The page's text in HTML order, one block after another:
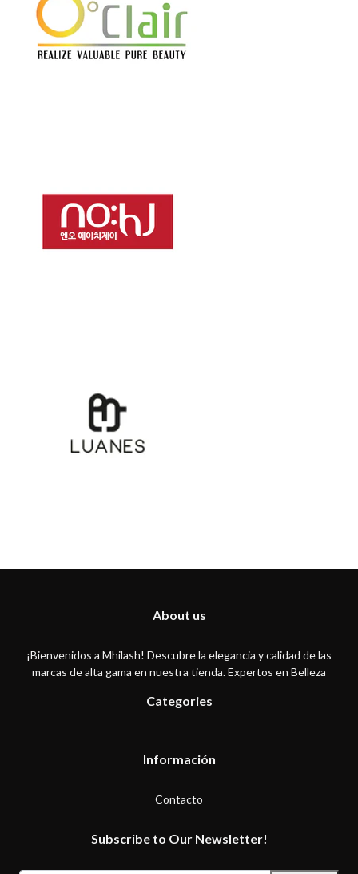
About us
¡Bienvenidos a Mhilash! Descubre la elegancia y calidad de las
marcas de alta gama en nuestra tienda. Expertos en Belleza
Categories
Información
Contacto
Subscribe to Our Newsletter!